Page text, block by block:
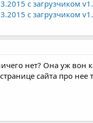
с загрузчиком
с загрузчиком
нет? Она уж вон
сайта про